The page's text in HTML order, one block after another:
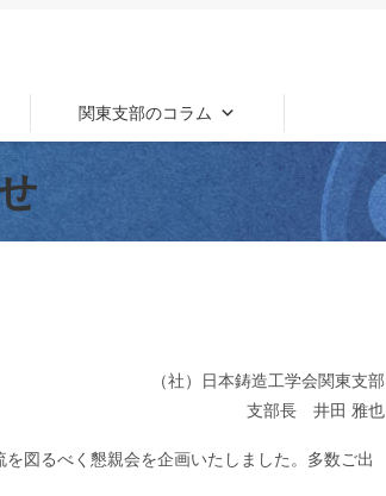
関東支部のコラム
（社）日本鋳造工学会関東支部
支部長 井田 雅也
図るべく懇親会を企画いたしました。多数ご出